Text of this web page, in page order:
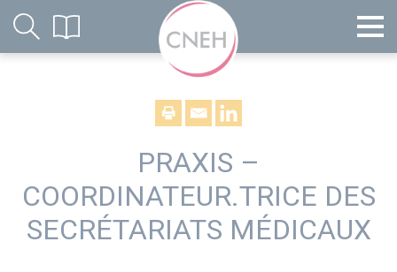
PRAXIS –
COORDINATEUR.TRICE DES
SECRÉTARIATS MÉDICAUX